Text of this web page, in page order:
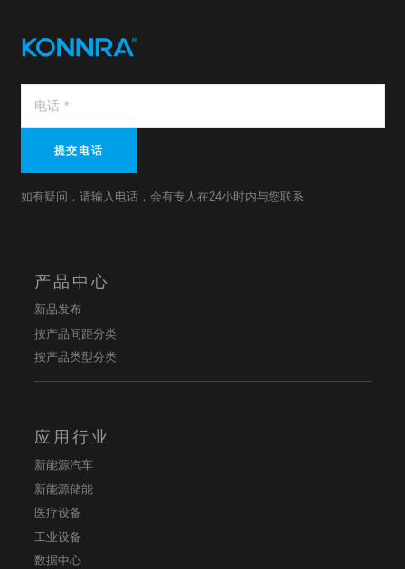
提交电话
如有疑问，请输入电话，会有专人在24小时内与您联系
产品中心
新品发布
按产品间距分类
按产品类型分类
应用行业
新能源汽车
新能源储能
医疗设备
工业设备
数据中心